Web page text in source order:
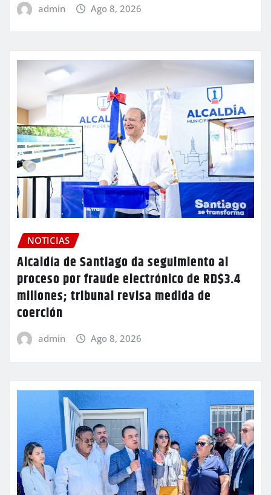
admin Ago 8, 2026
NOTICIAS
Alcaldía de Santiago da seguimiento al
proceso por fraude electrónico de RD$3.4
millones; tribunal revisa medida de
coerción
admin Ago 8, 2026